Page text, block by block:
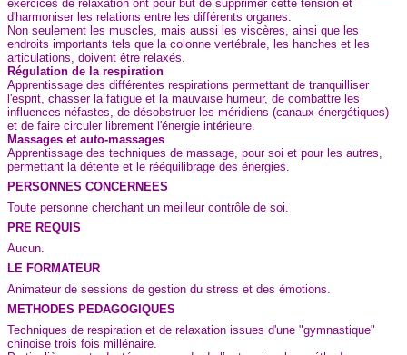
exercices de relaxation ont pour but de supprimer cette tension et
d'harmoniser les relations entre les différents organes.
Non seulement les muscles, mais aussi les viscères, ainsi que les
endroits importants tels que la colonne vertébrale, les hanches et les
articulations, doivent être relaxés.
Régulation de la respiration
Apprentissage des différentes respirations permettant de tranquilliser
l'esprit, chasser la fatigue et la mauvaise humeur, de combattre les
influences néfastes, de désobstruer les méridiens (canaux énergétiques)
et de faire circuler librement l'énergie intérieure.
Massages et auto-massages
Apprentissage des techniques de massage, pour soi et pour les autres,
permettant la détente et le rééquilibrage des énergies.
PERSONNES CONCERNEES
Toute personne cherchant un meilleur contrôle de soi.
PRE REQUIS
Aucun.
LE FORMATEUR
Animateur de sessions de gestion du stress et des émotions.
METHODES PEDAGOGIQUES
Techniques de respiration et de relaxation issues d'une "gymnastique"
chinoise trois fois millénaire.